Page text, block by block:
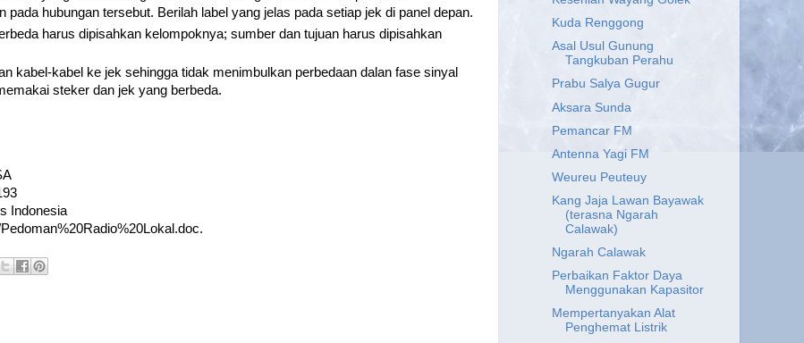
pada hubungan tersebut. Berilah label yang jelas pada setiap jek di panel depan.
harus dipisahkan kelompoknya; sumber dan tujuan harus dipisahkan
kabel-kabel ke jek sehingga tidak menimbulkan perbedaan dalan fase sinyal
steker dan jek yang berbeda.
Indonesia
Kuda Renggong
Asal Usul Gunung
Tangkuban Perahu
Prabu Salya Gugur
Aksara Sunda
Pemancar FM
Antenna Yagi FM
Weureu Peuteuy
Kang Jaja Lawan Bayawak
(terasna Ngarah
Calawak)
Ngarah Calawak
Perbaikan Faktor Daya
Menggunakan Kapasitor
Mempertanyakan Alat
Penghemat Listrik